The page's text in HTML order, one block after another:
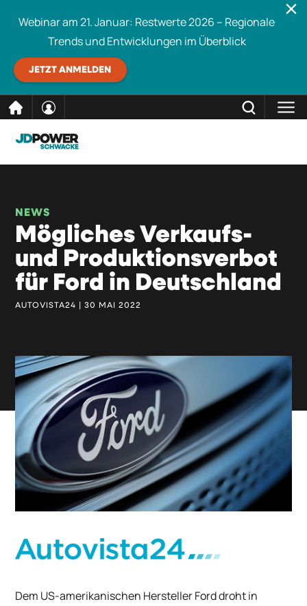
Inhalt
Webinar am 21. Januar: Restwerte 2026 – Regionale
Trends und Entwicklungen im Überblick
JETZT ANMELDEN
NEWS
Mögliches Verkaufs-
und Produktionsverbot
für Ford in Deutschland
AUTOVISTA24 | 30 MAI 2022
Dem US-amerikanischen Hersteller Ford droht in